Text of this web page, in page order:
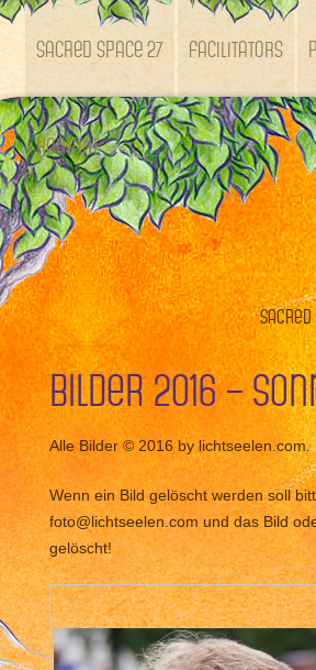
SACRED SPACE 27 Facilitators
Kontakt
Bilder 2016 –
Alle Bilder © 2016 by lichtseelen.com.
Wenn ein Bild gelöscht werden soll
foto@lichtseelen.com und das Bild
gelöscht!